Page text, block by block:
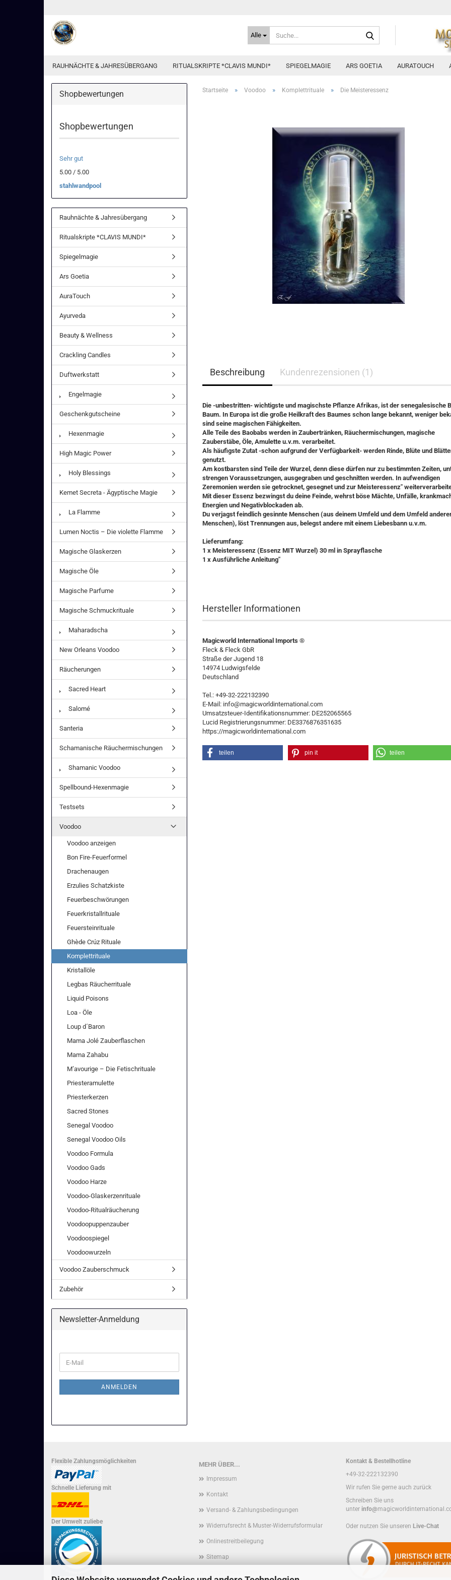
Alle
RAUHNÄCHTE & JAHRESÜBERGANG RITUALSKRIPTE *CLAVIS MUNDI* SPIEGELMAGIE ARS GOETIA AURATOUCH
Startseite » Voodoo » Komplettrituale » Die Meisteressenz
Beschreibung Kundenrezensionen (1)
Die -unbestritten- wichtigste und magischste Pflanze Afrikas, ist der senegalesische
Baum. In Europa ist die große Heilkraft des Baumes schon lange bekannt, weniger
sind seine magischen Fähigkeiten.
Alle Teile des Baobabs werden in Zaubertränken, Räuchermischungen, magische
Zauberstäbe, Öle, Amulette u.v.m. verarbeitet.
Als häufigste Zutat -schon aufgrund der Verfügbarkeit- werden Rinde, Blüte und
genutzt.
Am kostbarsten sind Teile der Wurzel, denn diese dürfen nur zu bestimmten Zeiten,
strengen Voraussetzungen, ausgegraben und geschnitten werden. In aufwendigen
Zeremonien werden sie getrocknet, gesegnet und zur Meisteressenz"
Mit dieser Essenz bezwingst du deine Feinde, wehrst böse Mächte, Unfälle,
Energien und Negativblockaden ab.
Du verjagst feindlich gesinnte Menschen (aus deinem Umfeld und dem Umfeld
Menschen), löst Trennungen aus, belegst andere mit einem Liebesbann u.v.m.
Lieferumfang:
1 x Meisteressenz (Essenz MIT Wurzel) 30 ml in Sprayflasche
1 x Ausführliche Anleitung"
Hersteller Informationen
Magicworld International Imports ®
Fleck & Fleck GbR
Straße der Jugend 18
14974 Ludwigsfelde
Deutschland
Tel.: +49-32-222132390
E-Mail: info@magicworldinternational.com
Umsatzsteuer-Identifikationsnummer: DE252065565
Lucid Registrierungsnummer: DE3376876351635
https://magicworldinternational.com
teilen pin it teilen
Shopbewertungen
Shopbewertungen
Sehr gut
5.00 / 5.00
stahlwandpool
Rauhnächte & Jahresübergang
Ritualskripte *CLAVIS MUNDI*
Spiegelmagie
Ars Goetia
AuraTouch
Ayurveda
Beauty & Wellness
Crackling Candles
Duftwerkstatt
Engelmagie
Geschenkgutscheine
Hexenmagie
High Magic Power
Holy Blessings
Kemet Secreta - Ägyptische Magie
La Flamme
Lumen Noctis – Die violette Flamme
Magische Glaskerzen
Magische Öle
Magische Parfume
Magische Schmuckrituale
Maharadscha
New Orleans Voodoo
Räucherungen
Sacred Heart
Salomé
Santeria
Schamanische Räuchermischungen
Shamanic Voodoo
Spellbound-Hexenmagie
Testsets
Voodoo
Voodoo anzeigen
Bon Fire-Feuerformel
Drachenaugen
Erzulies Schatzkiste
Feuerbeschwörungen
Feuerkristallrituale
Feuersteinrituale
Ghède Crúz Rituale
Komplettrituale
Kristallöle
Legbas Räucherrituale
Liquid Poisons
Loa - Öle
Loup d´Baron
Mama Jolé Zauberflaschen
Mama Zahabu
M’avourige – Die Fetischrituale
Priesteramulette
Priesterkerzen
Sacred Stones
Senegal Voodoo
Senegal Voodoo Oils
Voodoo Formula
Voodoo Gads
Voodoo Harze
Voodoo-Glaskerzenrituale
Voodoo-Ritualräucherung
Voodoopuppenzauber
Voodoospiegel
Voodoowurzeln
Voodoo Zauberschmuck
Zubehör
Newsletter-Anmeldung
ZUR
E-
Mail
ANMELDEN
MEHR ÜBER...
Impressum
Kontakt
Versand- & Zahlungsbedingungen
Widerrufsrecht & Muster-Widerrufsformular
Onlinestreitbeilegung
Sitemap
Kontakt & Bestellhotline
+49-32-222132390
Wir rufen Sie gerne auch zurück
Schreiben Sie uns
unter info@
Oder nutzen Sie unseren Live-Chat
Flexible Zahlungsmöglichkeiten
Schnelle Lieferung mit
Der Umwelt zuliebe